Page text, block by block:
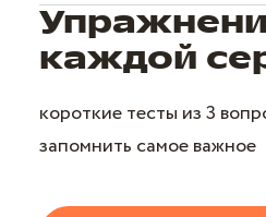
каждой
короткие тесты из 3
запомнить самое важное